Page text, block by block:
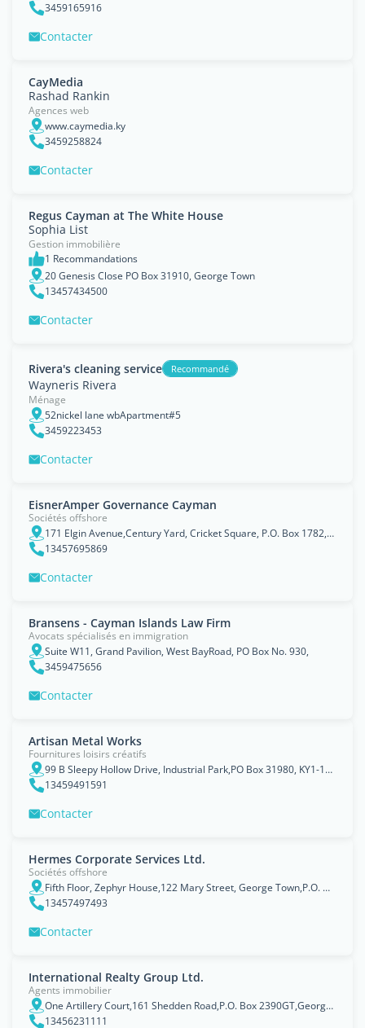
3459165916
Contacter
CayMedia
Rashad Rankin
Agences web
www.caymedia.ky
3459258824
Contacter
Regus Cayman at The White House
Sophia List
Gestion immobilière
1 Recommandations
20 Genesis Close PO Box 31910, George Town
13457434500
Contacter
Rivera's cleaning service Recommandé
Wayneris Rivera
Ménage
52nickel lane wbApartment#5
3459223453
Contacter
EisnerAmper Governance Cayman
Sociétés offshore
171 Elgin Avenue,Century Yard, Cricket Square, P.O. Box 1782,, George Town
13457695869
Contacter
Bransens - Cayman Islands Law Firm
Avocats spécialisés en immigration
Suite W11, Grand Pavilion, West BayRoad, PO Box No. 930,
3459475656
Contacter
Artisan Metal Works
Fournitures loisirs créatifs
99 B Sleepy Hollow Drive, Industrial Park,PO Box 31980, KY1-1208,Grand Cayman, Cayman Islands
13459491591
Contacter
Hermes Corporate Services Ltd.
Sociétés offshore
Fifth Floor, Zephyr House,122 Mary Street, George Town,P.O. Box 31493,Grand Cayman, KY1-1206,Cayman Islands
13457497493
Contacter
International Realty Group Ltd.
Agents immobilier
One Artillery Court,161 Shedden Road,P.O. Box 2390GT,George Town,Grand Cayman,Cayman Islands,KY1-1105
13456231111